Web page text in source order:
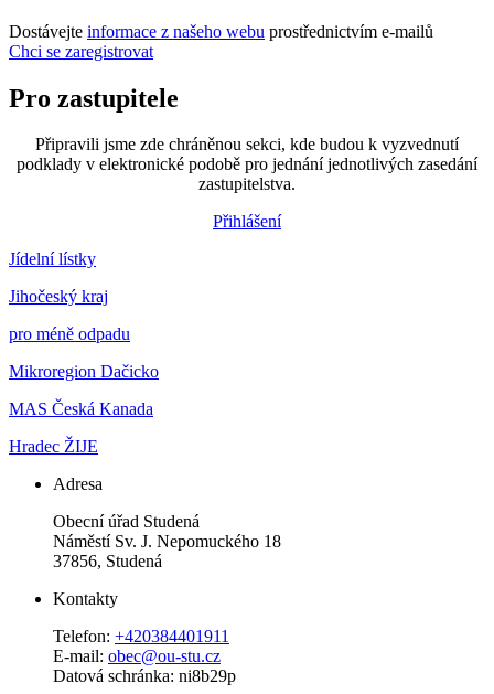
Dostávejte informace z našeho webu prostřednictvím e-mailů
Chci se zaregistrovat
Pro zastupitele
Připravili jsme zde chráněnou sekci, kde budou k vyzvednutí
podklady v elektronické podobě pro jednání jednotlivých zasedání
zastupitelstva.
Přihlášení
Jídelní lístky
Jihočeský kraj
pro méně odpadu
Mikroregion Dačicko
MAS Česká Kanada
Hradec ŽIJE
Adresa
Obecní úřad Studená
Náměstí Sv. J. Nepomuckého 18
37856, Studená
Kontakty
Telefon: +420384401911
E-mail: obec@ou-stu.cz
Datová schránka: ni8b29p